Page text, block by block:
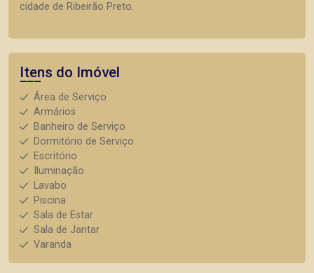
cidade de Ribeirão Preto.
Itens do Imóvel
Área de Serviço
Armários
Banheiro de Serviço
Dormitório de Serviço
Escritório
Iluminação
Lavabo
Piscina
Sala de Estar
Sala de Jantar
Varanda